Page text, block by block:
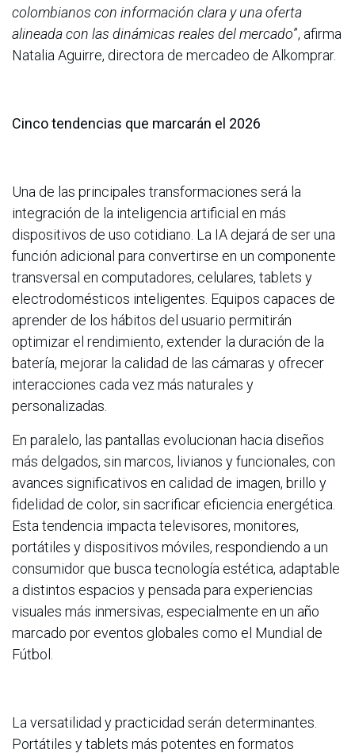
colombianos con información clara y una oferta
alineada con las dinámicas reales del mercado”, afirma
Natalia Aguirre, directora de mercadeo de Alkomprar.
Cinco tendencias que marcarán el 2026
Una de las principales transformaciones será la
integración de la inteligencia artificial en más
dispositivos de uso cotidiano. La IA dejará de ser una
función adicional para convertirse en un componente
transversal en computadores, celulares, tablets y
electrodomésticos inteligentes. Equipos capaces de
aprender de los hábitos del usuario permitirán
optimizar el rendimiento, extender la duración de la
batería, mejorar la calidad de las cámaras y ofrecer
interacciones cada vez más naturales y
personalizadas.
En paralelo, las pantallas evolucionan hacia diseños
más delgados, sin marcos, livianos y funcionales, con
avances significativos en calidad de imagen, brillo y
fidelidad de color, sin sacrificar eficiencia energética.
Esta tendencia impacta televisores, monitores,
portátiles y dispositivos móviles, respondiendo a un
consumidor que busca tecnología estética, adaptable
a distintos espacios y pensada para experiencias
visuales más inmersivas, especialmente en un año
marcado por eventos globales como el Mundial de
Fútbol.
La versatilidad y practicidad serán determinantes.
Portátiles y tablets más potentes en formatos